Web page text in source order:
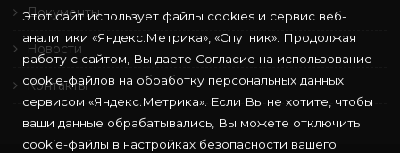
Документы
Новости
Контакты
Этот сайт использует файлы cookies и сервис веб-
аналитики «Яндекс.Метрика», «Спутник». Продолжая
работу с сайтом, Вы даете Согласие на использование
cookie-файлов на обработку персональных данных
сервисом «Яндекс.Метрика». Если Вы не хотите, чтобы
ваши данные обрабатывались, Вы можете отключить
cookie-файлы в настройках безопасности вашего